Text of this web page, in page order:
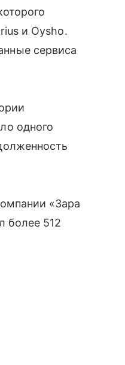
и Oysho.
сервиса
одного
«Зара
более 512